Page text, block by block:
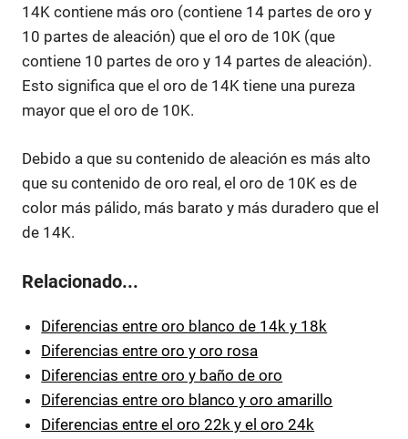
14K contiene más oro (contiene 14 partes de oro y
10 partes de aleación) que el oro de 10K (que
contiene 10 partes de oro y 14 partes de aleación).
Esto significa que el oro de 14K tiene una pureza
mayor que el oro de 10K.
Debido a que su contenido de aleación es más alto
que su contenido de oro real, el oro de 10K es de
color más pálido, más barato y más duradero que el
de 14K.
Relacionado...
Diferencias entre oro blanco de 14k y 18k
Diferencias entre oro y oro rosa
Diferencias entre oro y baño de oro
Diferencias entre oro blanco y oro amarillo
Diferencias entre el oro 22k y el oro 24k